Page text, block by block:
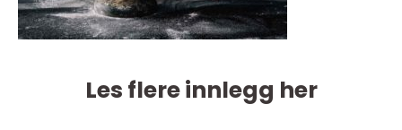
Les flere innlegg her